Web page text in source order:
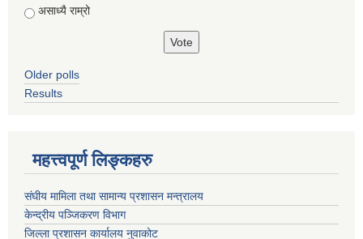
असाध्यै राम्रो
Older polls
Results
महत्त्वपूर्ण लिङ्कहरु
संघीय मामिला तथा सामान्य प्रशासन मन्त्रालय
केन्द्रीय पञ्जिकरण विभाग
जिल्ला प्रशासन कार्यालय नुवाकोट